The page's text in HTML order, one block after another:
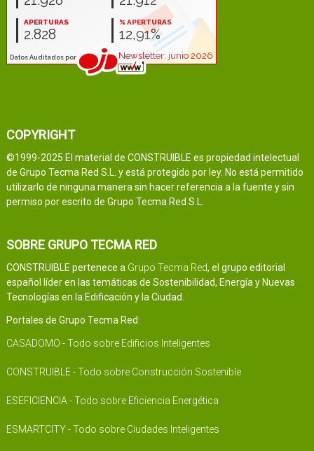
COPYRIGHT
©1999-2025 El material de CONSTRUIBLE es propiedad intelectual
de Grupo Tecma Red S.L. y está protegido por ley. No está permitido
utilizarlo de ninguna manera sin hacer referencia a la fuente y sin
permiso por escrito de Grupo Tecma Red S.L.
SOBRE GRUPO TECMA RED
CONSTRUIBLE pertenece a Grupo Tecma Red, el grupo editorial
español líder en las temáticas de Sostenibilidad, Energía y Nuevas
Tecnologías en la Edificación y la Ciudad.
Portales de Grupo Tecma Red:
CASADOMO - Todo sobre Edificios Inteligentes
CONSTRUIBLE - Todo sobre Construcción Sostenible
ESEFICIENCIA - Todo sobre Eficiencia Energética
ESMARTCITY - Todo sobre Ciudades Inteligentes